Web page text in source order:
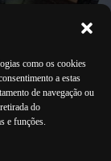
como os cookies
a estas
de navegação ou
do
e funções.
PRÓXIMO